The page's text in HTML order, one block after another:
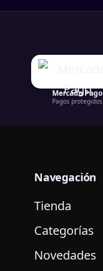
Mercado Pago
Pagos protegidos
Navegación
Tienda
Categorías
Novedades